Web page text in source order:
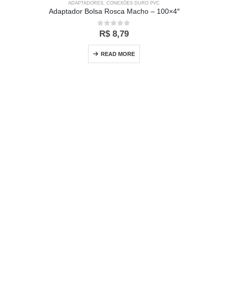
ADAPTADORES, CONEXÕES DURO PVC
Adaptador Bolsa Rosca Macho – 100×4″
0out of 5
R$8,79
READ MORE